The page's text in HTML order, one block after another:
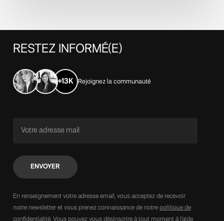
RESTEZ INFORMÉ(E)
+13K Rejoignez la communauté
En renseignement votre adresse email, vous acceptez de recevoir
notre newsletter et vous prenez connaissance de notre politique de
confidentialité. Vous pouvez vous désinscrire à tout moment à l’aide